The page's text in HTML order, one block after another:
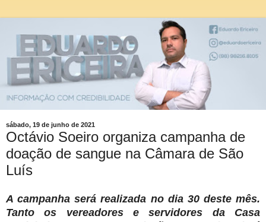
sábado, 19 de junho de 2021
Octávio Soeiro organiza campanha de
doação de sangue na Câmara de São
Luís
A campanha será realizada no dia 30 deste mês.
Tanto os vereadores e servidores da Casa